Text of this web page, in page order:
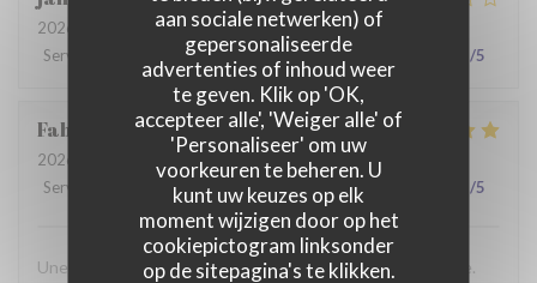
aan sociale netwerken) of
gepersonaliseerde
advertenties of inhoud weer
te geven. Klik op 'OK,
accepteer alle', 'Weiger alle' of
'Personaliseer' om uw
voorkeuren te beheren. U
kunt uw keuzes op elk
moment wijzigen door op het
cookiepictogram linksonder
op de sitepagina's te klikken.
2026-07-28
- 19:30 - Gasten 2
Service
Atmosfeer:3/5 Keuken:3/5 Kwaliteit / Prijs /5
Fabrice
2026-07-19
- 12:00 - Gasten 3
Service
Atmosfeer Kwaliteit / Prijs /5
Une table sympathique avec son atmosphère authentique.